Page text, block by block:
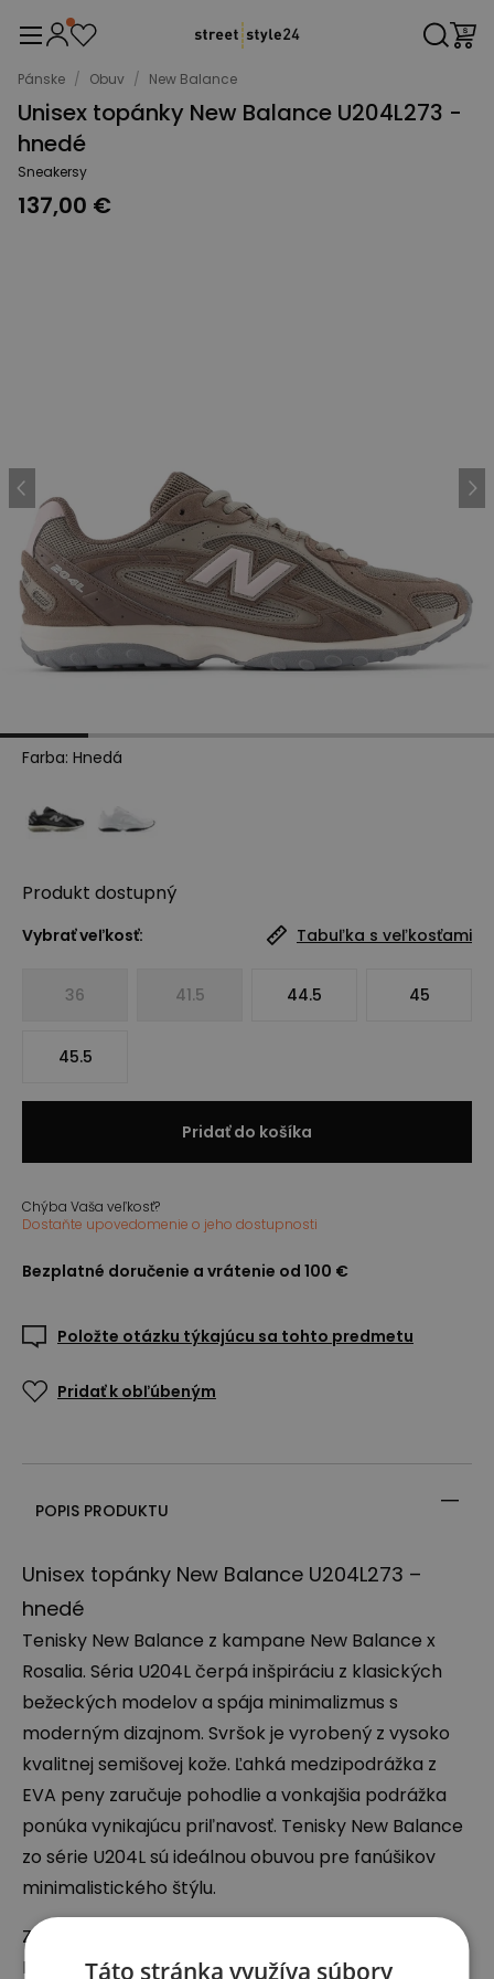
Pánske / Obuv / New Balance
Unisex topánky New Balance U204L273 -
hnedé
Sneakersy
137,00 €
Farba: Hnedá
Produkt dostupný
Vybrať veľkosť: Tabuľka s veľkosťami
36 41.5 44.5 45
45.5
Pridať do košíka
Chýba Vaša veľkosť?
Dostaňte upovedomenie o jeho dostupnosti
Bezplatné doručenie a vrátenie od 100 €
Položte otázku týkajúcu sa tohto predmetu
Pridať k obľúbeným
POPIS PRODUKTU
Unisex topánky New Balance U204L273 –
hnedé
Tenisky New Balance z kampane New Balance x
Rosalia. Séria U204L čerpá inšpiráciu z klasických
bežeckých modelov a spája minimalizmus s
moderným dizajnom. Svršok je vyrobený z vysoko
kvalitnej semišovej kože. Ľahká medzipodrážka z
EVA peny zaručuje pohodlie a vonkajšia podrážka
ponúka vynikajúcu priľnavosť. Tenisky New Balance
zo série U204L sú ideálnou obuvou pre fanúšikov
minimalistického štýlu.
Zodpovedný subjekt:
New Balance Europe BV
Táto stránka využíva súbory